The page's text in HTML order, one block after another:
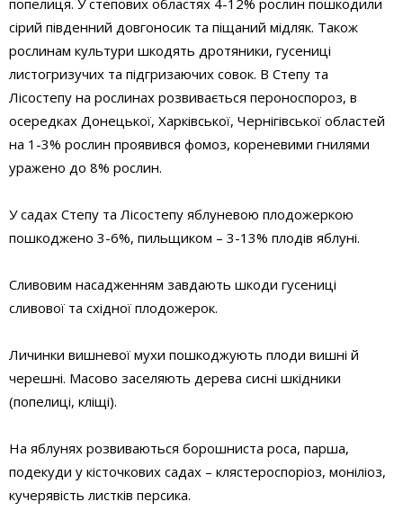
сірий південний довгоносик та піщаний мідляк. Також
рослинам культури шкодять дротяники, гусениці
листогризучих та підгризаючих совок. В Степу та
Лісостепу на рослинах розвивається пероноспороз, в
осередках Донецької, Харківської, Чернігівської областей
на 1-3% рослин проявився фомоз, кореневими гнилями
уражено до 8% рослин.
У садах Степу та Лісостепу яблуневою плодожеркою
пошкоджено 3-6%, пильщиком – 3-13% плодів яблуні.
Сливовим насадженням завдають шкоди гусениці
сливової та східної плодожерок.
Личинки вишневої мухи пошкоджують плоди вишні й
черешні. Масово заселяють дерева сисні шкідники
(попелиці, кліщі).
На яблунях розвиваються борошниста роса, парша,
подекуди у кісточкових садах – клястероспоріоз, моніліоз,
кучерявість листків персика.